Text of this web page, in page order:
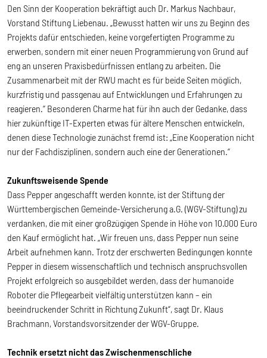
Den Sinn der Kooperation bekräftigt auch Dr. Markus Nachbaur,
Vorstand Stiftung Liebenau. „Bewusst hatten wir uns zu Beginn des
Projekts dafür entschieden, keine vorgefertigten Programme zu
erwerben, sondern mit einer neuen Programmierung von Grund auf
eng an unseren Praxisbedürfnissen entlang zu arbeiten. Die
Zusammenarbeit mit der RWU macht es für beide Seiten möglich,
kurzfristig und passgenau auf Entwicklungen und Erfahrungen zu
reagieren.“ Besonderen Charme hat für ihn auch der Gedanke, dass
hier zukünftige IT-Experten etwas für ältere Menschen entwickeln,
denen diese Technologie zunächst fremd ist: „Eine Kooperation nicht
nur der Fachdisziplinen, sondern auch eine der Generationen.“
Zukunftsweisende Spende
Dass Pepper angeschafft werden konnte, ist der Stiftung der
Württembergischen Gemeinde-Versicherung a.G. (WGV-Stiftung) zu
verdanken, die mit einer großzügigen Spende in Höhe von 10.000 Euro
den Kauf ermöglicht hat. „Wir freuen uns, dass Pepper nun seine
Arbeit aufnehmen kann. Trotz der erschwerten Bedingungen konnte
Pepper in diesem wissenschaftlich und technisch anspruchsvollen
Projekt erfolgreich so ausgebildet werden, dass der humanoide
Roboter die Pflegearbeit vielfältig unterstützen kann – ein
beeindruckender Schritt in Richtung Zukunft“, sagt Dr. Klaus
Brachmann, Vorstandsvorsitzender der WGV-Gruppe.
Technik ersetzt nicht das Zwischenmenschliche